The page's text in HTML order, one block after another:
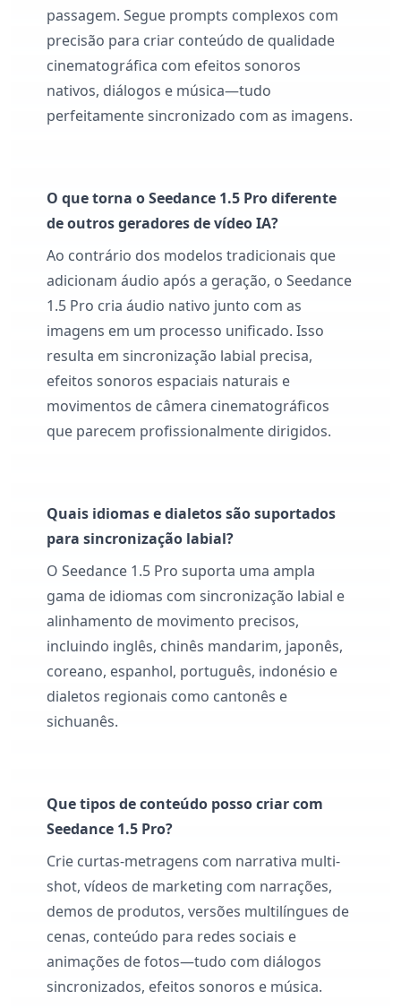
passagem. Segue prompts complexos com
precisão para criar conteúdo de qualidade
cinematográfica com efeitos sonoros
nativos, diálogos e música—tudo
perfeitamente sincronizado com as imagens.
O que torna o Seedance 1.5 Pro diferente
de outros geradores de vídeo IA?
Ao contrário dos modelos tradicionais que
adicionam áudio após a geração, o Seedance
1.5 Pro cria áudio nativo junto com as
imagens em um processo unificado. Isso
resulta em sincronização labial precisa,
efeitos sonoros espaciais naturais e
movimentos de câmera cinematográficos
que parecem profissionalmente dirigidos.
Quais idiomas e dialetos são suportados
para sincronização labial?
O Seedance 1.5 Pro suporta uma ampla
gama de idiomas com sincronização labial e
alinhamento de movimento precisos,
incluindo inglês, chinês mandarim, japonês,
coreano, espanhol, português, indonésio e
dialetos regionais como cantonês e
sichuanês.
Que tipos de conteúdo posso criar com
Seedance 1.5 Pro?
Crie curtas-metragens com narrativa multi-
shot, vídeos de marketing com narrações,
demos de produtos, versões multilíngues de
cenas, conteúdo para redes sociais e
animações de fotos—tudo com diálogos
sincronizados, efeitos sonoros e música.